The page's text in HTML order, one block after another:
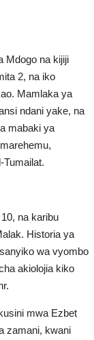
Mdogo na kijiji
2, na iko
Mamlaka ya
ndani yake, na
mabaki ya
Tumailat.
na karibu
Historia ya
wa vyombo
akiolojia kiko
mwa Ezbet
zamani, kwani